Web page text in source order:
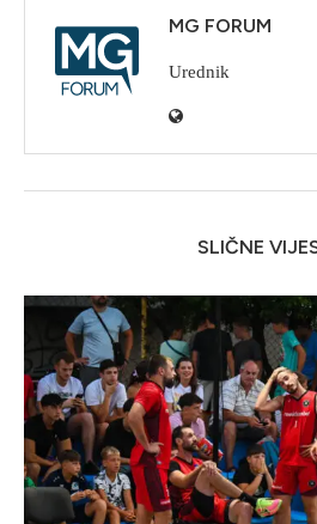
MG FORUM
Urednik
SLIČNE